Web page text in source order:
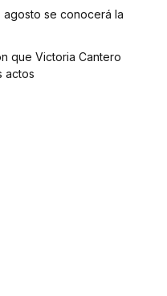
agosto se conocerá la
que Victoria Cantero
actos